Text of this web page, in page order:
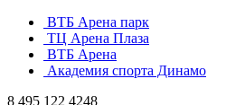
ВТБ Арена парк
ТЦ Арена Плаза
ВТБ Арена
Академия спорта Динамо
8 495 122 4248